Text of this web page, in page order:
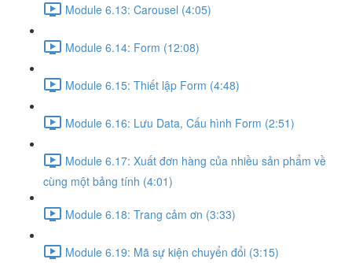
Module 6.13: Carousel (4:05)
Module 6.14: Form (12:08)
Module 6.15: Thiết lập Form (4:48)
Module 6.16: Lưu Data, Cấu hình Form (2:51)
Module 6.17: Xuất đơn hàng của nhiều sản phẩm về
cùng một bảng tính (4:01)
Module 6.18: Trang cảm ơn (3:33)
Module 6.19: Mã sự kiện chuyển đổi (3:15)